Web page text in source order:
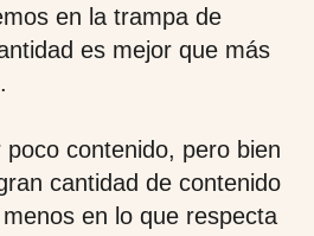
en la trampa de
es mejor que más
contenido, pero bien
cantidad de contenido
en lo que respecta